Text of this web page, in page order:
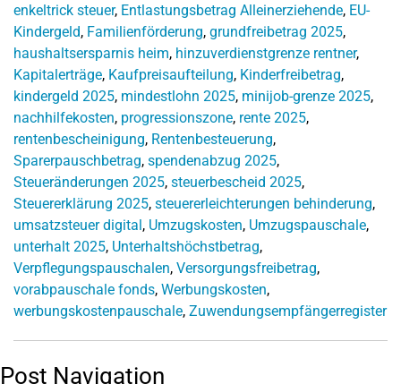
enkeltrick steuer, Entlastungsbetrag Alleinerziehende, EU-
Kindergeld, Familienförderung, grundfreibetrag 2025,
haushaltsersparnis heim, hinzuverdienstgrenze rentner,
Kapitalerträge, Kaufpreisaufteilung, Kinderfreibetrag,
kindergeld 2025, mindestlohn 2025, minijob-grenze 2025,
nachhilfekosten, progressionszone, rente 2025,
rentenbescheinigung, Rentenbesteuerung,
Sparerpauschbetrag, spendenabzug 2025,
Steueränderungen 2025, steuerbescheid 2025,
Steuererklärung 2025, steuererleichterungen behinderung,
umsatzsteuer digital, Umzugskosten, Umzugspauschale,
unterhalt 2025, Unterhaltshöchstbetrag,
Verpflegungspauschalen, Versorgungsfreibetrag,
vorabpauschale fonds, Werbungskosten,
werbungskostenpauschale, Zuwendungsempfängerregister
Post Navigation